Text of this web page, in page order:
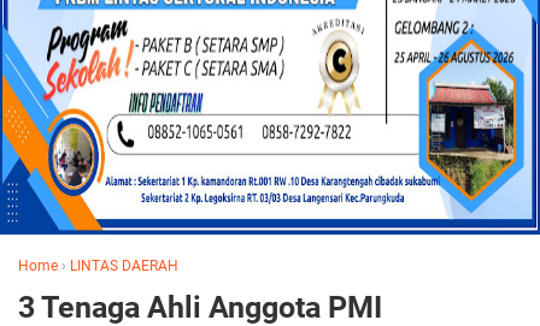
Home › LINTAS DAERAH
3 Tenaga Ahli Anggota PMI